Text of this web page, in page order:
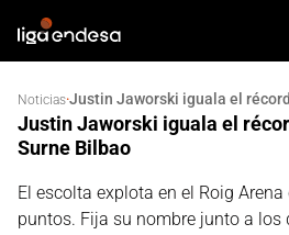
Noticias·
Justin Jaworski iguala el
Surne Bilbao
El escolta explota en el Roig
puntos. Fija su nombre junto a los